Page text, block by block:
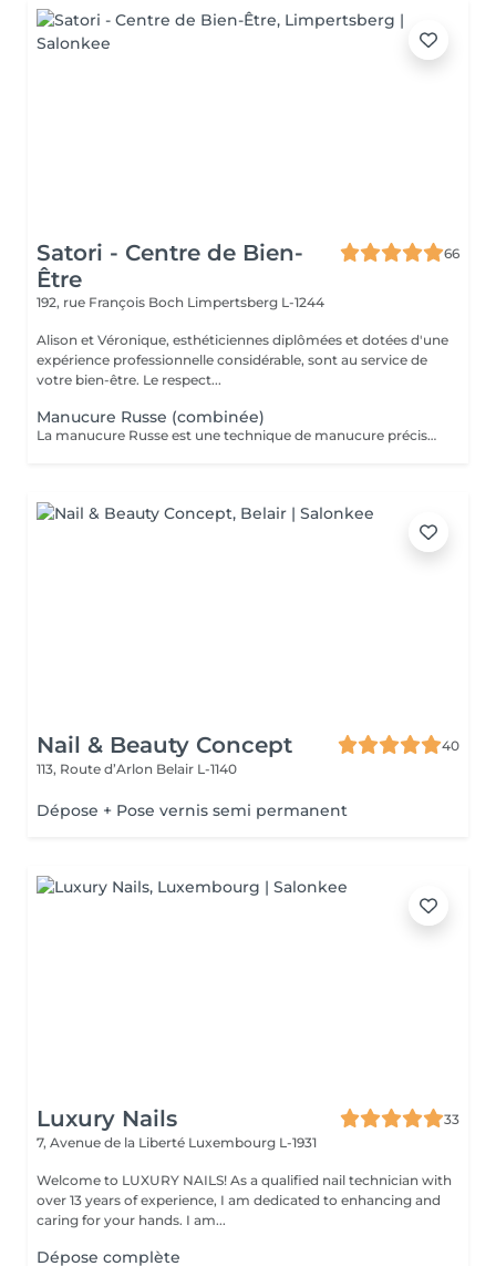
Satori - Centre de Bien-
Être
66
192, rue François Boch Limpertsberg L-1244
Alison et Véronique, esthéticiennes diplômées et dotées d'une
expérience professionnelle considérable, sont au service de
votre bien-être. Le respect...
Manucure Russe (combinée)
La manucure Russe est une technique de manucure précise réalisée à l'aide d'embouts adaptés pour nettoyer en profondeur les cuticules et le contour des ongles. Elle permet un rendu ultra net, propre et une finition impeccable. Idéale avant une pose de vernis semi-permanent ou gel.
Nail & Beauty Concept
40
113, Route d’Arlon Belair L-1140
Dépose + Pose vernis semi permanent
Luxury Nails
33
7, Avenue de la Liberté Luxembourg L-1931
Welcome to LUXURY NAILS! As a qualified nail technician with
over 13 years of experience, I am dedicated to enhancing and
caring for your hands. I am...
Dépose complète